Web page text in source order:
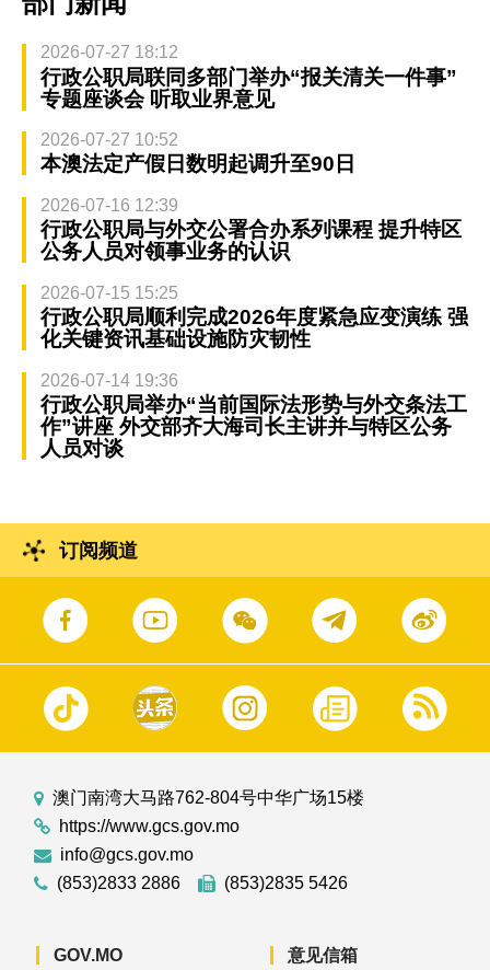
2026-07-27 18:12
行政公职局联同多部门举办“报关清关一件事”
专题座谈会 听取业界意见
2026-07-27 10:52
本澳法定产假日数明起调升至90日
2026-07-16 12:39
行政公职局与外交公署合办系列课程 提升特区
公务人员对领事业务的认识
2026-07-15 15:25
行政公职局顺利完成2026年度紧急应变演练 强
化关键资讯基础设施防灾韧性
2026-07-14 19:36
行政公职局举办“当前国际法形势与外交条法工
作”讲座 外交部齐大海司长主讲并与特区公务
人员对谈
订阅频道
澳门南湾大马路762-804号中华广场15楼
https://www.gcs.gov.mo
info@gcs.gov.mo
(853)2833 2886
(853)2835 5426
GOV.MO 意见信箱